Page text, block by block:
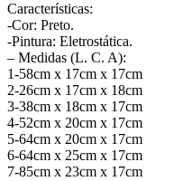
Características:
-Cor: Preto.
-Pintura: Eletrostática.
– Medidas (L. C. A):
1-58cm x 17cm x 17cm
2-26cm x 17cm x 18cm
3-38cm x 18cm x 17cm
4-52cm x 20cm x 17cm
5-64cm x 20cm x 17cm
6-64cm x 25cm x 17cm
7-85cm x 23cm x 17cm